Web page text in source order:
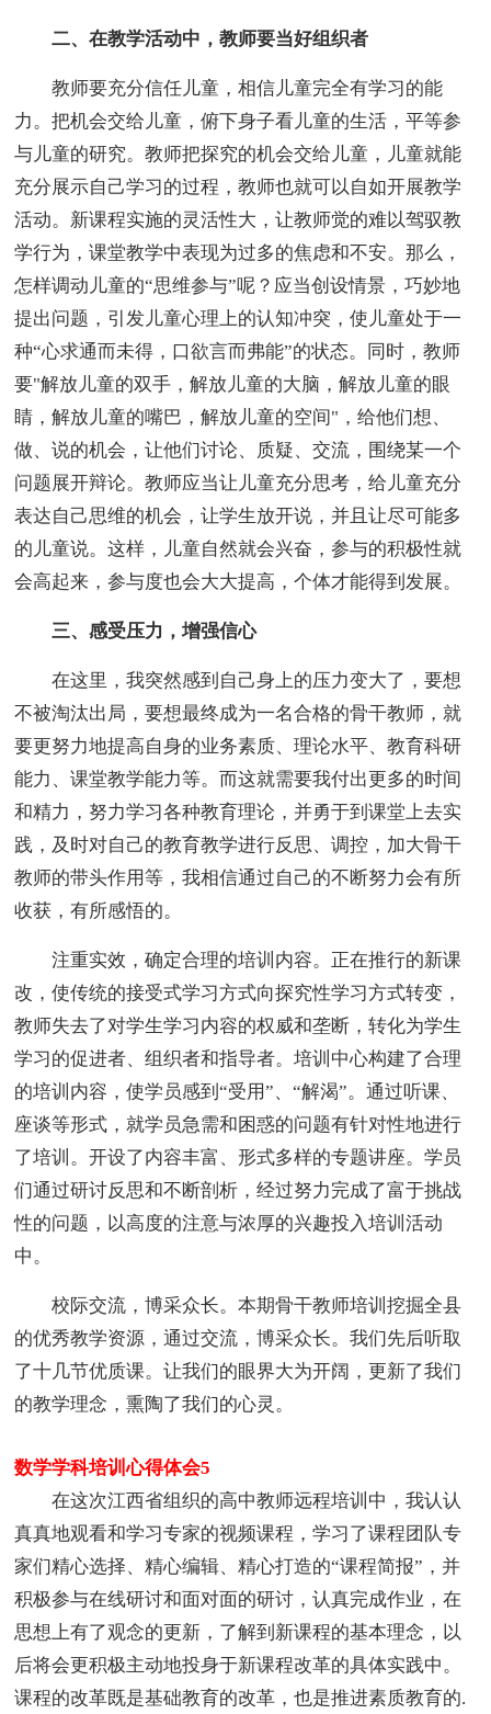
二、在教学活动中，教师要当好组织者
教师要充分信任儿童，相信儿童完全有学习的能
力。把机会交给儿童，俯下身子看儿童的生活，平等参
与儿童的研究。教师把探究的机会交给儿童，儿童就能
充分展示自己学习的过程，教师也就可以自如开展教学
活动。新课程实施的灵活性大，让教师觉的难以驾驭教
学行为，课堂教学中表现为过多的焦虑和不安。那么，
怎样调动儿童的“思维参与”呢？应当创设情景，巧妙地
提出问题，引发儿童心理上的认知冲突，使儿童处于一
种“心求通而未得，口欲言而弗能”的状态。同时，教师
要"解放儿童的双手，解放儿童的大脑，解放儿童的眼
睛，解放儿童的嘴巴，解放儿童的空间"，给他们想、
做、说的机会，让他们讨论、质疑、交流，围绕某一个
问题展开辩论。教师应当让儿童充分思考，给儿童充分
表达自己思维的机会，让学生放开说，并且让尽可能多
的儿童说。这样，儿童自然就会兴奋，参与的积极性就
会高起来，参与度也会大大提高，个体才能得到发展。
三、感受压力，增强信心
在这里，我突然感到自己身上的压力变大了，要想
不被淘汰出局，要想最终成为一名合格的骨干教师，就
要更努力地提高自身的业务素质、理论水平、教育科研
能力、课堂教学能力等。而这就需要我付出更多的时间
和精力，努力学习各种教育理论，并勇于到课堂上去实
践，及时对自己的教育教学进行反思、调控，加大骨干
教师的带头作用等，我相信通过自己的不断努力会有所
收获，有所感悟的。
注重实效，确定合理的培训内容。正在推行的新课
改，使传统的接受式学习方式向探究性学习方式转变，
教师失去了对学生学习内容的权威和垄断，转化为学生
学习的促进者、组织者和指导者。培训中心构建了合理
的培训内容，使学员感到“受用”、“解渴”。通过听课、
座谈等形式，就学员急需和困惑的问题有针对性地进行
了培训。开设了内容丰富、形式多样的专题讲座。学员
们通过研讨反思和不断剖析，经过努力完成了富于挑战
性的问题，以高度的注意与浓厚的兴趣投入培训活动
中。
校际交流，博采众长。本期骨干教师培训挖掘全县
的优秀教学资源，通过交流，博采众长。我们先后听取
了十几节优质课。让我们的眼界大为开阔，更新了我们
的教学理念，熏陶了我们的心灵。
数学学科培训心得体会5
在这次江西省组织的高中教师远程培训中，我认认
真真地观看和学习专家的视频课程，学习了课程团队专
家们精心选择、精心编辑、精心打造的“课程简报”，并
积极参与在线研讨和面对面的研讨，认真完成作业，在
思想上有了观念的更新，了解到新课程的基本理念，以
后将会更积极主动地投身于新课程改革的具体实践中。
课程的改革既是基础教育的改革，也是推进素质教育的.